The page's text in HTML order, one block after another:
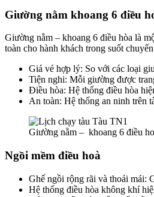
Giường nằm khoang 6 điều
Giường nằm – khoang 6 điều hòa là
toàn cho hành khách trong suốt
Giá vé hợp lý: So với các loại
Tiện nghi: Mỗi giường được
Điều hòa: Hệ thống điều hòa
An toàn: Hệ thống an ninh trên
Giường nằm – khoang 6 điều
Ngồi mềm điều hoà
Ghế ngồi rộng rãi và thoải mái:
Hệ thống điều hòa không khí